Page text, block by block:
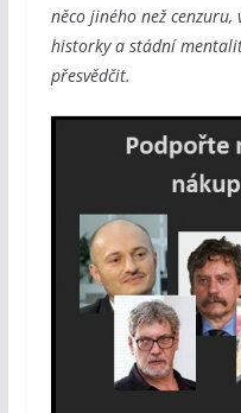
něco jiného než
historky a stádní
přesvědčit.